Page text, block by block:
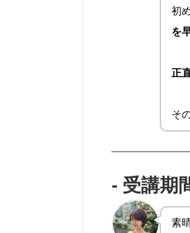
初
を
正
そ
- 受講期
素